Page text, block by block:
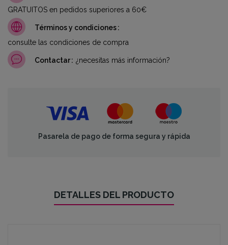
GRATUITOS en pedidos superiores a 60€
Términos y condiciones
consulte las condiciones de compra
Contactar ¿necesitas más información?
Pasarela de pago de forma segura y rápida
DETALLES DEL PRODUCTO